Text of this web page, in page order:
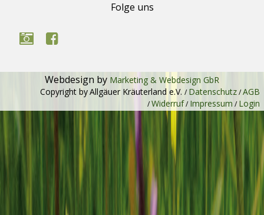
Folge uns
Webdesign by Marketing & Webdesign GbR
Copyright byAllgäuer Kräuterland e.V./ Datenschutz/AGB
/Widerruf/ Impressum / Login